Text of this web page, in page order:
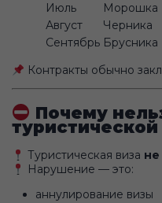
Июль
Морошка
Август
Черника
Сентябрь Брусника
Контракты обычно
Почему
туристической
Туристическая виза не
Нарушение — это:
аннулирование визы